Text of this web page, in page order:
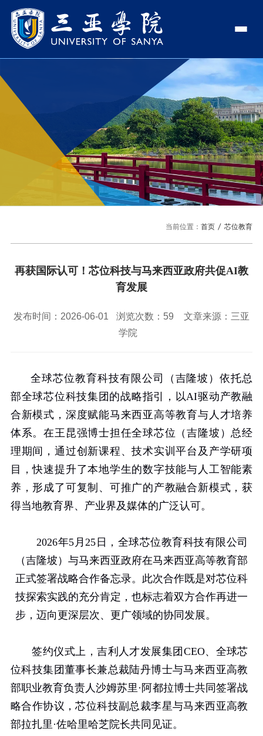
学校领导
理事长
党委书记、政府督导专员
学校简介
走近理事长
学校机构
校园风景
学院与部门
社会治理学院
艺术创意与数字设计学院
文学院
旅游与大健康学院
信息与智能工程学院
新闻中心
传媒视点
USY媒体
USY印象
三亚学院公共外交研究中心
招生信息
就业服务
图书馆
教务管理系统 办公OA系统
人才招聘
信息公开
访客
English
当前位置： 首页 芯位教育
再获国际认可！芯位科技与马来西亚政府共促AI教
育发展
发布时间：2026-06-01 浏览次数： 59
文章来源：三亚
学院
全球芯位教育科技有限公司（吉隆坡）依托总
部全球芯位科技集团的战略指引，以AI驱动产教融
合新模式，深度赋能马来西亚高等教育与人才培养
体系。在王昆强博士担任全球芯位（吉隆坡）总经
理期间，通过创新课程、技术实训平台及产学研项
目，快速提升了本地学生的数字技能与人工智能素
养，形成了可复制、可推广的产教融合新模式，获
得当地教育界、产业界及媒体的广泛认可。
2026年5 月25 日，全球芯位教育科技有限公司
（吉隆坡）与马来西亚政府在马来西亚高等教育部
正式签署战略合作备忘录。此次合作既是对芯位科
技探索实践的充分肯定，也标志着双方合作再进一
步，迈向更深层次、更广领域的协同发展。
签约仪式上，吉利人才发展集团 CEO、全球芯
位科技集团董事长兼总裁陆丹博士与马来西亚高教
部职业教育负责人沙姆苏里 · 阿都拉博士共同签署战
略合作协议，芯位科技副总裁李星与马来西亚高教
部拉扎里 ·佐哈里哈芝院长共同见证。